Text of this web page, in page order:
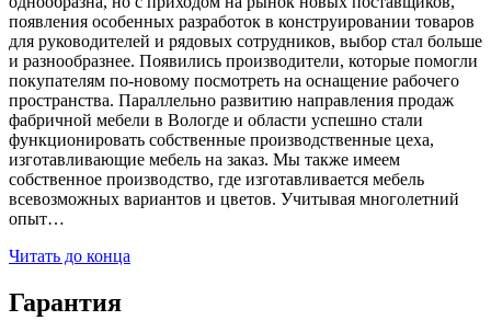
появления особенных разработок в конструировании товаров
для руководителей и рядовых сотрудников, выбор стал больше
и разнообразнее. Появились производители, которые помогли
покупателям по-новому посмотреть на оснащение рабочего
пространства. Параллельно развитию направления продаж
фабричной мебели в Вологде и области успешно стали
функционировать собственные производственные цеха,
изготавливающие мебель на заказ. Мы также имеем
собственное производство, где изготавливается мебель
всевозможных вариантов и цветов. Учитывая многолетний
опыт…
Читать до конца
Гарантия